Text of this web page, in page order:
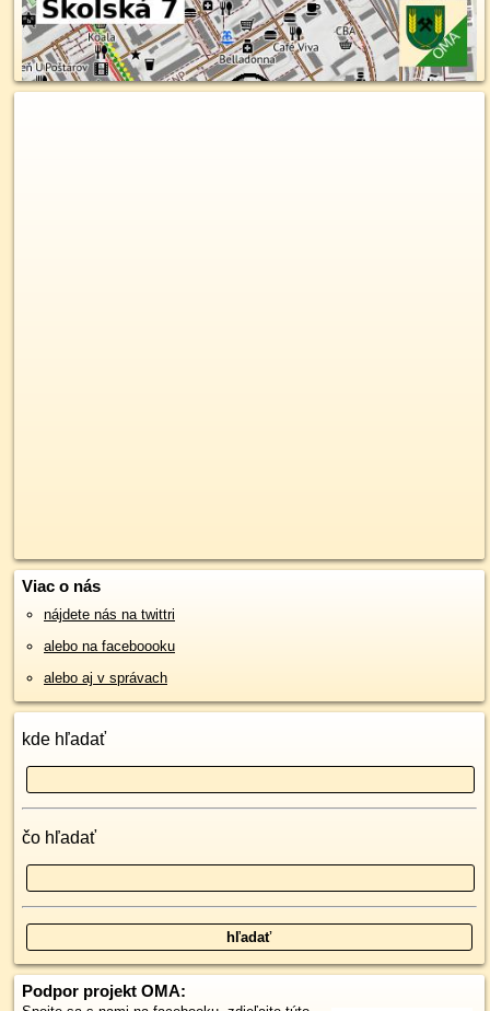
Viac o nás
nájdete nás na twittri
alebo na faceboooku
alebo aj v správach
kde hľadať
čo hľadať
Podpor projekt OMA: